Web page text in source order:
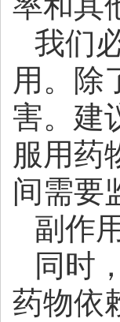
我们
用。除
害。建
服用药
间需要
副作用
同时
药物依